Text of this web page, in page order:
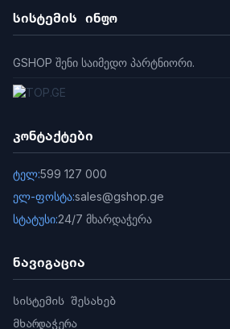
სისტემის ინფო
GSHOP შენი საიმედო პარტნიორი.
კონტაქტები
ტელ:599 127 000
ელ-ფოსტა:sales@gshop.ge
სტატუსი:24/7 მხარდაჭერა
ნავიგაცია
სისტემის შესახებ
მხარდაჭერა